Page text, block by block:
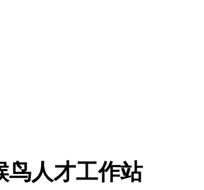
鸟人才工作站